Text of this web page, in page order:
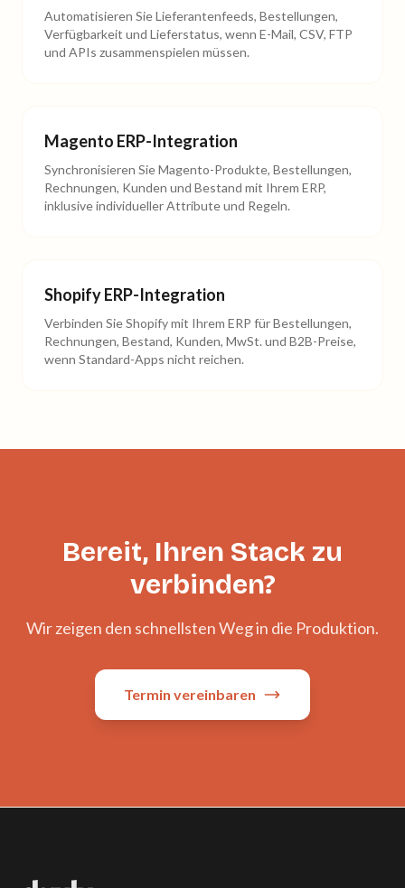
Automatisieren Sie Lieferantenfeeds, Bestellungen,
Verfügbarkeit und Lieferstatus, wenn E-Mail, CSV, FTP
und APIs zusammenspielen müssen.
Magento ERP-Integration
Synchronisieren Sie Magento-Produkte, Bestellungen,
Rechnungen, Kunden und Bestand mit Ihrem ERP,
inklusive individueller Attribute und Regeln.
Shopify ERP-Integration
Verbinden Sie Shopify mit Ihrem ERP für Bestellungen,
Rechnungen, Bestand, Kunden, MwSt. und B2B-Preise,
wenn Standard-Apps nicht reichen.
Bereit, Ihren Stack zu
verbinden?
Wir zeigen den schnellsten Weg in die Produktion.
Termin vereinbaren